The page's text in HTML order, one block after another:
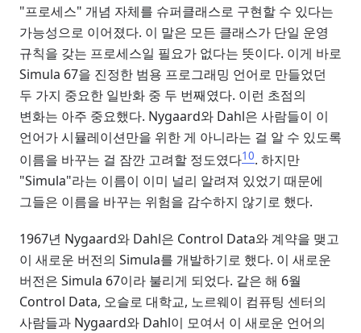
"프로세스" 개념 자체를 슈퍼클래스로 구현할 수 있다는
가능성으로 이어졌다. 이 말은 모든 클래스가 단일 운영
규칙을 갖는 프로세스일 필요가 없다는 뜻이다. 이게 바로
Simula 67을 진정한 범용 프로그래밍 언어로 만들었던
두 가지 중요한 일반화 중 두 번째였다. 이런 초점의
변화는 아주 중요했다. Nygaard와 Dahl은 사람들이 이
언어가 시뮬레이션만을 위한 게 아니라는 걸 알 수 있도록
이름을 바꾸는 걸 잠깐 고려할 정도였다10. 하지만
"Simula"라는 이름이 이미 널리 알려져 있었기 때문에
그들은 이름을 바꾸는 위험을 감수하지 않기로 했다.
1967년 Nygaard와 Dahl은 Control Data와 계약을 맺고
이 새로운 버전의 Simula를 개발하기로 했다. 이 새로운
버전은 Simula 67이라 불리게 되었다. 같은 해 6월
Control Data, 오슬로 대학교, 노르웨이 컴퓨팅 센터의
사람들과 Nygaard와 Dahl이 모여서 이 새로운 언어의